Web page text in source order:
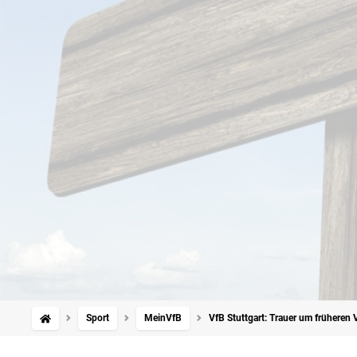
Sport MeinVfB VfB Stuttgart: Trauer um früheren